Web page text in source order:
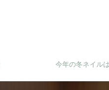
今年の冬ネイル